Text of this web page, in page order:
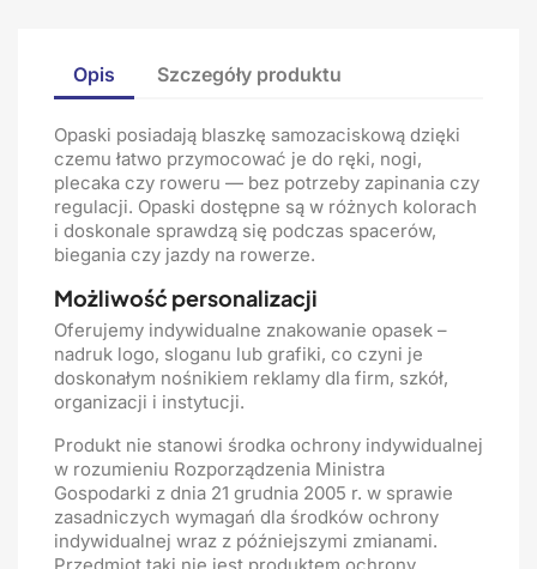
Opis Szczegóły produktu
Opaski posiadają blaszkę samozaciskową dzięki
czemu łatwo przymocować je do ręki, nogi,
plecaka czy roweru — bez potrzeby zapinania czy
regulacji. Opaski dostępne są w różnych kolorach
i doskonale sprawdzą się podczas spacerów,
biegania czy jazdy na rowerze.
Możliwość personalizacji
Oferujemy indywidualne znakowanie opasek –
nadruk logo, sloganu lub grafiki, co czyni je
doskonałym nośnikiem reklamy dla firm, szkół,
organizacji i instytucji.
Produkt nie stanowi środka ochrony indywidualnej
w rozumieniu Rozporządzenia Ministra
Gospodarki z dnia 21 grudnia 2005 r. w sprawie
zasadniczych wymagań dla środków ochrony
indywidualnej wraz z późniejszymi zmianami.